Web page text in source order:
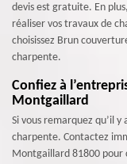
devis est gratuite. En
réaliser vos travaux de
choisissez Brun
charpente.
Confiez à
Montgaillard
Si vous remarquez qu’il y
charpente. Contactez
Montgaillard 81800 pour